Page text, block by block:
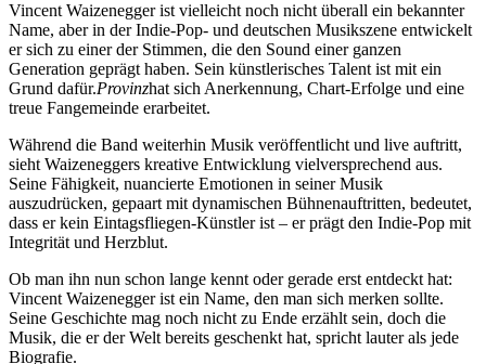
Vincent Waizenegger ist vielleicht noch nicht überall ein bekannter
Name, aber in der Indie-Pop- und deutschen Musikszene entwickelt
er sich zu einer der Stimmen, die den Sound einer ganzen
Generation geprägt haben. Sein künstlerisches Talent ist mit ein
Grund dafür.Provinzhat sich Anerkennung, Chart-Erfolge und eine
treue Fangemeinde erarbeitet.
Während die Band weiterhin Musik veröffentlicht und live auftritt,
sieht Waizeneggers kreative Entwicklung vielversprechend aus.
Seine Fähigkeit, nuancierte Emotionen in seiner Musik
auszudrücken, gepaart mit dynamischen Bühnenauftritten, bedeutet,
dass er kein Eintagsfliegen-Künstler ist – er prägt den Indie-Pop mit
Integrität und Herzblut.
Ob man ihn nun schon lange kennt oder gerade erst entdeckt hat:
Vincent Waizenegger ist ein Name, den man sich merken sollte.
Seine Geschichte mag noch nicht zu Ende erzählt sein, doch die
Musik, die er der Welt bereits geschenkt hat, spricht lauter als jede
Biografie.